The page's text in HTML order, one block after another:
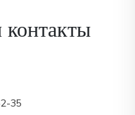
контакты
35